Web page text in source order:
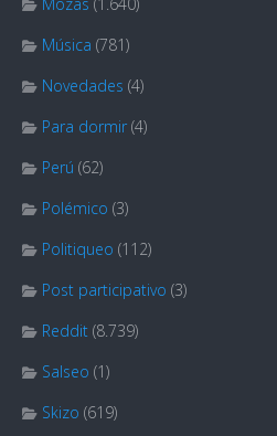
Música (781)
Novedades (4)
Para dormir (4)
Perú (62)
Polémico (3)
Politiqueo (112)
Post participativo (3)
Reddit (8.739)
Salseo (1)
Skizo (619)